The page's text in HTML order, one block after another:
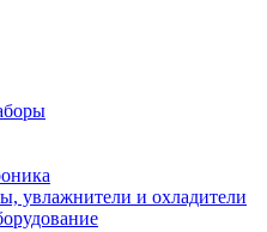
увлажнители и охладители